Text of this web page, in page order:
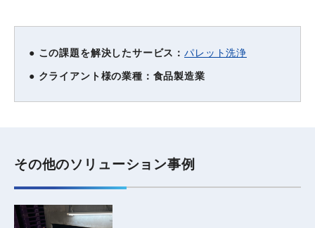
● この課題を解決したサービス：パレット洗浄
● クライアント様の業種：食品製造業
その他のソリューション事例